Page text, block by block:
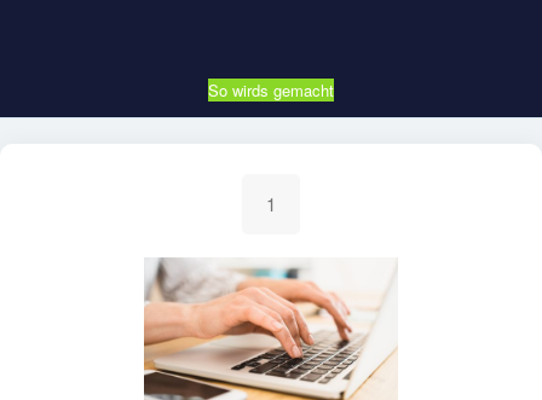
So wirds gemacht
1